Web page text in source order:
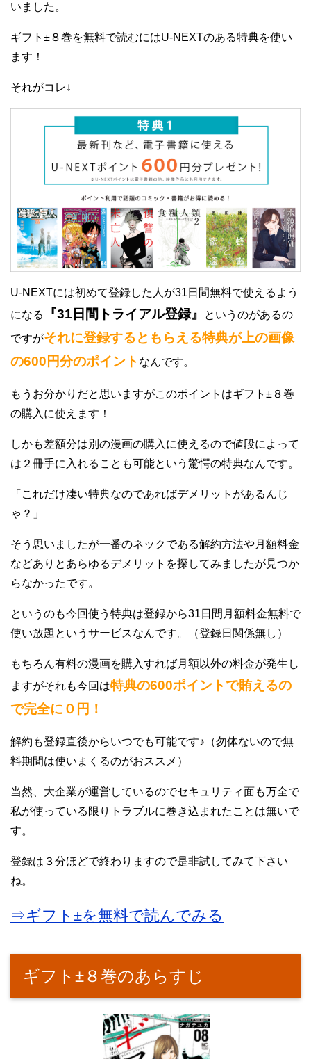
いました。
ギフト±８巻を無料で読むにはU-NEXTのある特典を使い
ます！
それがコレ↓
U-NEXTには初めて登録した人が31日間無料で使えるよう
になる
『31日間トライアル登録』
というのがあるの
ですがそれに登録するともらえる特典が上の画像
の600円分のポイント なんです。
もうお分かりだと思いますがこのポイントはギフト±８巻
の購入に使えます！
しかも差額分は別の漫画の購入に使えるので値段によって
は２冊手に入れることも可能という驚愕の特典なんです。
「これだけ凄い特典なのであればデメリットがあるんじ
ゃ？」
そう思いましたが一番のネックである解約方法や月額料金
などありとあらゆるデメリットを探してみましたが見つか
らなかったです。
というのも今回使う特典は登録から31日間月額料金無料で
使い放題というサービスなんです。（登録日関係無し）
もちろん有料の漫画を購入すれば月額以外の料金が発生し
ますがそれも今回は特典の600ポイントで賄えるの
で完全に０円！
解約も登録直後からいつでも可能です♪（勿体ないので無
料期間は使いまくるのがおススメ）
当然、大企業が運営しているのでセキュリティ面も万全で
私が使っている限りトラブルに巻き込まれたことは無いで
す。
登録は３分ほどで終わりますので是非試してみて下さい
ね。
⇒ギフト±を無料で読んでみる
ギフト±８巻のあらすじ